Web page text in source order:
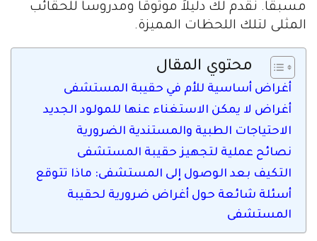
مسبقًا. نقدم لك دليلاً موثوقًا ومدروساً للحقائب
المثلى لتلك اللحظات المميزة.
محتوي المقال
أغراض أساسية للأم في حقيبة المستشفى
أغراض لا يمكن الاستغناء عنها للمولود الجديد
الاحتياجات الطبية والمستندية الضرورية
نصائح عملية لتجهيز حقيبة المستشفى
التكيف بعد الوصول إلى المستشفى: ماذا تتوقع
أسئلة شائعة حول أغراض ضرورية لحقيبة
المستشفى